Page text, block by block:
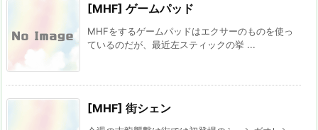
[MHF] ゲームパッド
MHFをするゲームパッドはエクサーのものを使っ
ているのだが、最近左スティックの挙 ...
[MHF] 街シェン